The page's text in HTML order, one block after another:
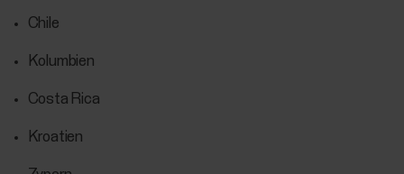
Chile
Kolumbien
Costa Rica
Kroatien